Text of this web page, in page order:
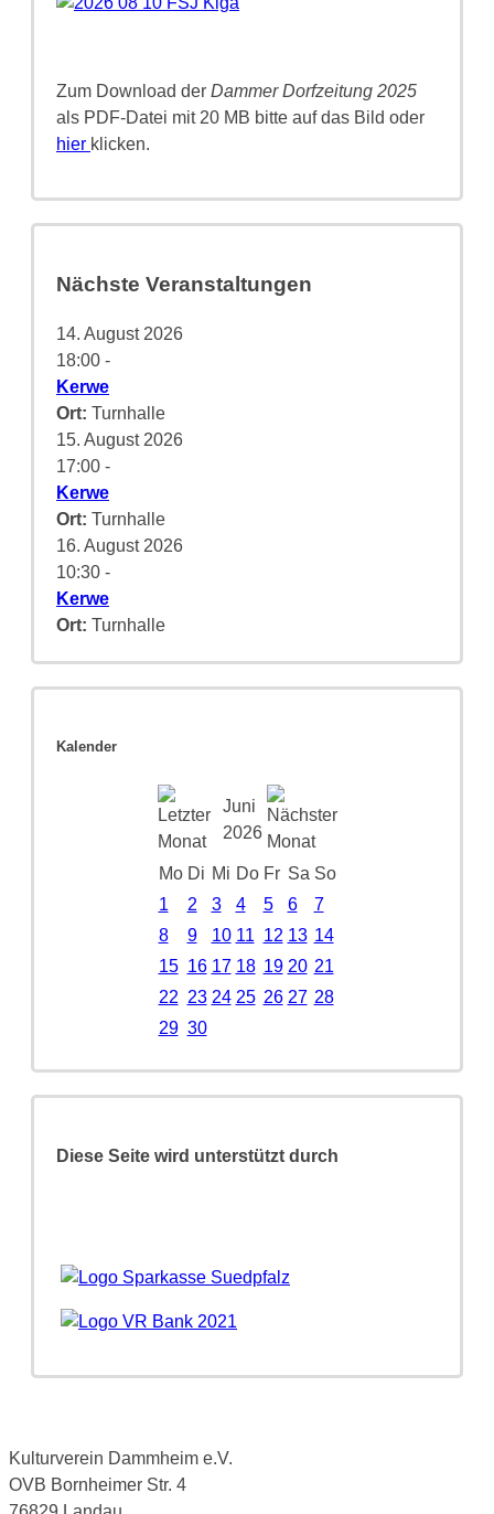
Zum Download der Dammer Dorfzeitung 2025
als PDF-Datei mit 20 MB bitte auf das Bild oder
hier klicken.
Nächste Veranstaltungen
14. August 2026
18:00 -
Kerwe
Ort: Turnhalle
15. August 2026
17:00 -
Kerwe
Ort: Turnhalle
16. August 2026
10:30 -
Kerwe
Ort: Turnhalle
Kalender
Juni
2026
Mo Di Mi Do Fr Sa So
1
2 3 4 5 6
7
8
9 10 11 12 13 14
15 16 17 18 19 20 21
22 23 24 25 26 27 28
29 30
Diese Seite wird unterstützt durch
Kulturverein Dammheim e.V.
OVB Bornheimer Str. 4